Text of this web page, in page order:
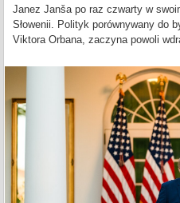
Janez Janša po raz czwarty w
Słowenii. Polityk porównywany do
Viktora Orbana, zaczyna powoli